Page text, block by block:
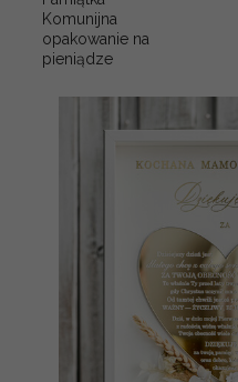
Komunijna
opakowanie na
pieniądze